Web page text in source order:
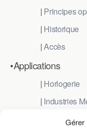
Gérer
| Principes
| Historique
|Accès
•Applications
| Horlogerie
| Industries
Papier &